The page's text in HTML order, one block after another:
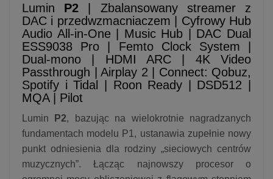
Lumin P2 | Zbalansowany streamer z
DAC i przedwzmacniaczem | Cyfrowy Hub
Audio All-in-One | Music Hub | DAC Dual
ESS9038 Pro | Femto Clock System |
Dual-mono | HDMI ARC | 4K Video
Passthrough | Airplay 2 | Connect: Qobuz,
Spotify i Tidal | Roon Ready | DSD512 |
MQA | Pilot
Lumin P2, bazując na wielokrotnie nagradzanych
fundamentach modelu P1, ustanawia zupełnie nowy
punkt odniesienia dla rodziny „sieciowych centrów
muzycznych”. Łącząc najnowszy procesor o